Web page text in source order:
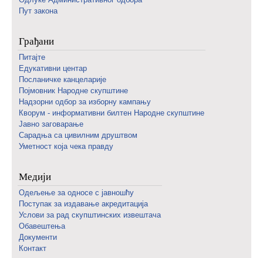
Пут закона
Грађани
Питајте
Едукативни центар
Посланичке канцеларије
Појмовник Народне скупштине
Надзорни одбор за изборну кампању
Кворум - информативни билтен Народне скупштине
Јавно заговарање
Сарадња са цивилним друштвом
Уметност која чека правду
Медији
Одељење за односе с јавношћу
Поступак за издавање акредитација
Услови за рад скупштинских извештача
Обавештења
Документи
Контакт